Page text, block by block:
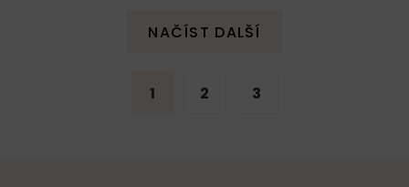
NAČÍST DALŠÍ
1 2 3